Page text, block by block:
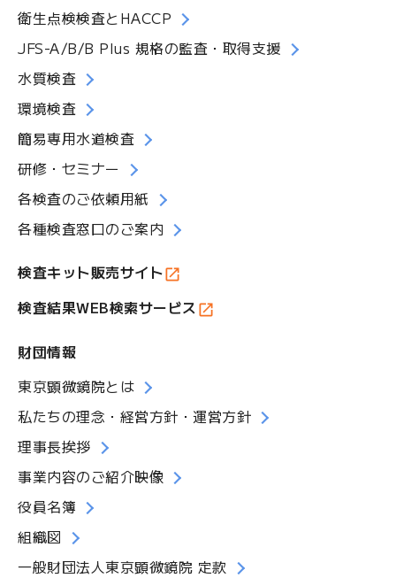
衛生点検検査とHACCP
JFS-A/B/B Plus 規格の監査・取得支援
水質検査
環境検査
簡易専用水道検査
研修・セミナー
各検査のご依頼用紙
各種検査窓口のご案内
検査キット販売サイト
検査結果WEB検索サービス
財団情報
東京顕微鏡院とは
私たちの理念・経営方針・運営方針
理事長挨拶
事業内容のご紹介映像
役員名簿
組織図
一般財団法人東京顕微鏡院 定款